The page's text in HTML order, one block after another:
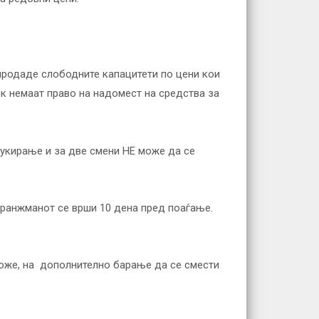
слободните капацитети по цени кои
немаат право на надомест на средства за
и за две смени НЕ може да се
се врши 10 дена пред поаѓање.
на дополнително барање да се смести